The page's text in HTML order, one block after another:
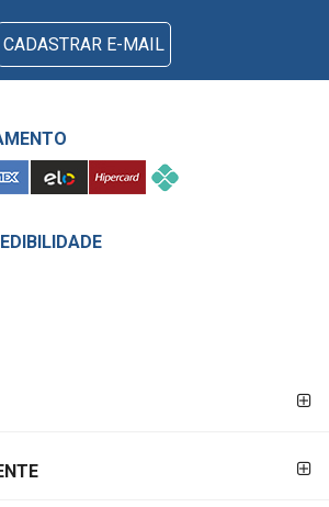
CADASTRAR E-MAIL